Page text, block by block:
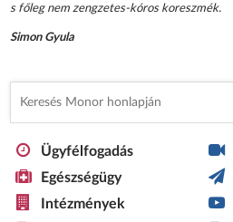
s főleg nem zengzetes-kóros koreszmék.
Simon Gyula
Ügyfélfogadás
Egészségügy
Intézmények